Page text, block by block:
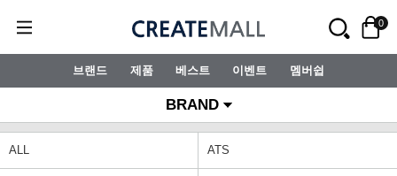
0
브랜드 제품 베스트 이벤트 멤버쉽
BRAND
ALL ATS